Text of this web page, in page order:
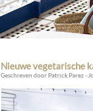
Nieuwe vegetarische
Geschreven door Patrick Parez -